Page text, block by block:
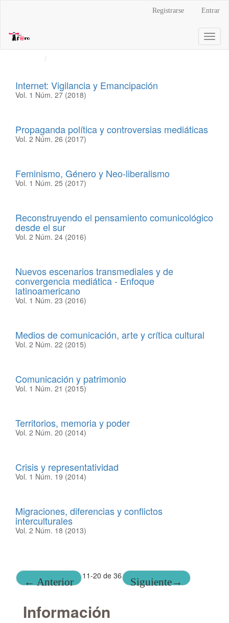
principal
Barra
Registrarse Entrar
Internet: Vigilancia y Emancipación
Vol. 1 Núm. 27 (2018)
Propaganda política y controversias mediáticas
Vol. 2 Núm. 26 (2017)
Feminismo, Género y Neo-liberalismo
Vol. 1 Núm. 25 (2017)
Reconstruyendo el pensamiento comunicológico
desde el sur
Vol. 2 Núm. 24 (2016)
Nuevos escenarios transmediales y de
convergencia mediática - Enfoque
latinoamericano
Vol. 1 Núm. 23 (2016)
Medios de comunicación, arte y crítica cultural
Vol. 2 Núm. 22 (2015)
Comunicación y patrimonio
Vol. 1 Núm. 21 (2015)
Territorios, memoria y poder
Vol. 2 Núm. 20 (2014)
Crisis y representatividad
Vol. 1 Núm. 19 (2014)
Migraciones, diferencias y conflictos
interculturales
Vol. 2 Núm. 18 (2013)
←Anterior
11-20 de 36
Siguiente→
Información